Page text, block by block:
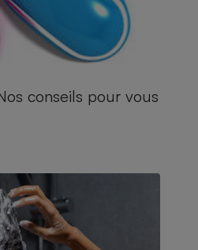
conseils pour vous